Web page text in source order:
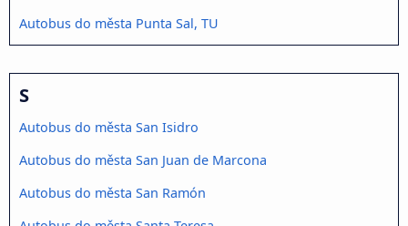
Autobus do města Punta Sal, TU
S
Autobus do města San Isidro
Autobus do města San Juan de Marcona
Autobus do města San Ramón